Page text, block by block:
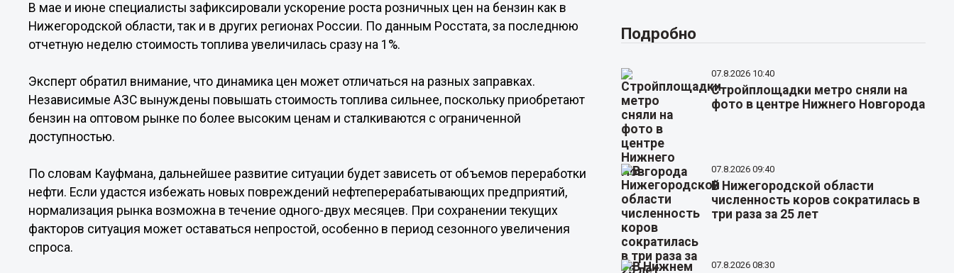
В мае и июне специалисты зафиксировали ускорение роста розничных цен на бензин как в
Нижегородской области, так и в других регионах России. По данным Росстата, за последнюю
отчетную неделю стоимость топлива увеличилась сразу на 1%.
Эксперт обратил внимание, что динамика цен может отличаться на разных заправках.
Независимые АЗС вынуждены повышать стоимость топлива сильнее, поскольку приобретают
бензин на оптовом рынке по более высоким ценам и сталкиваются с ограниченной
доступностью.
По словам Кауфмана, дальнейшее развитие ситуации будет зависеть от объемов переработки
нефти. Если удастся избежать новых повреждений нефтеперерабатывающих предприятий,
нормализация рынка возможна в течение одного-двух месяцев. При сохранении текущих
факторов ситуация может оставаться непростой, особенно в период сезонного увеличения
спроса.
Подробно
07.8.2026 10:40
Стройплощадки метро сняли на
фото в центре Нижнего Новгорода
07.8.2026 09:40
В Нижегородской области
численность коров сократилась в
три раза за 25 лет
07.8.2026 08:30